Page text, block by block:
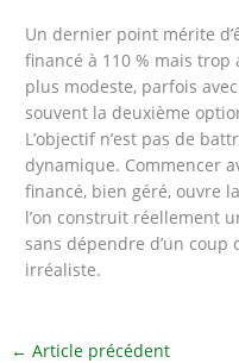
Un dernier point mérite
financé à 110 % mais
plus modeste, parfois
souvent la deuxième
L’objectif n’est pas de
dynamique. Commencer
financé, bien géré, ouvre
l’on construit réellement
sans dépendre d’un coup
irréaliste.
← Article précédent